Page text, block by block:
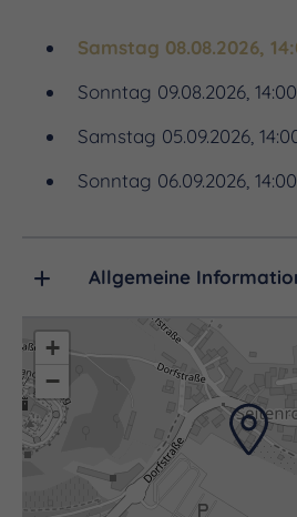
und Mama schlürft dabei
fröhliche
Kaffeeschlürfer,
Sonnengenießer, Stadtflüchter
Samstag 08.08.2026,
Sonntag 09.08.2026,
Samstag 05.09.2026,
Sonntag 06.09.2026,
Allgemeine
+
−